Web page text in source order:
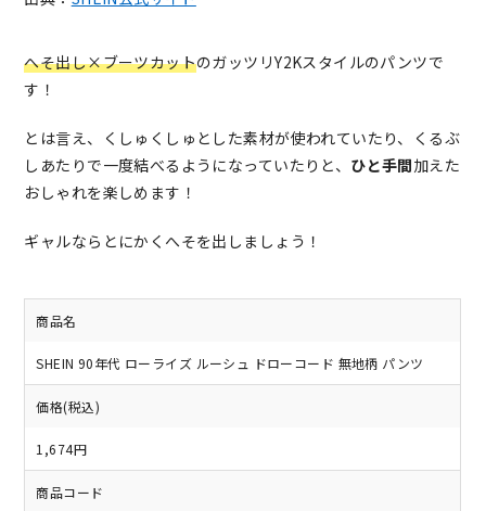
へそ出し×ブーツカットのガッツリY2Kスタイルのパンツで
す！
とは言え、くしゅくしゅとした素材が使われていたり、くるぶ
しあたりで一度結べるようになっていたりと、 ひと手間加えた
おしゃれを楽しめます！
ギャルならとにかくへそを出しましょう！
商品名
SHEIN 90年代 ローライズ ルーシュ ドローコード 無地柄 パンツ
価格(税込)
1,674円
商品コード